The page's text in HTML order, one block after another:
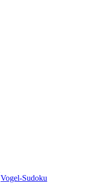
Vogel-Sudoku